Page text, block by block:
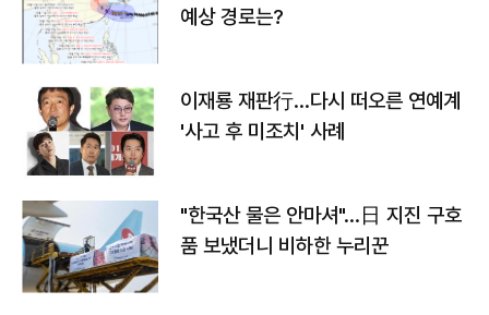
예상 경로는?
이재룡 재판行…다시 떠오른 연예계
'사고 후 미조치' 사례
"한국산 물은 안마셔"…日 지진 구호
품 보냈더니 비하한 누리꾼